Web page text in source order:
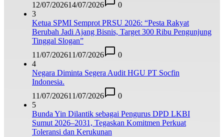
12/07/202614/07/2026
0
3
Ketua SPMI Semprot PRSU 2026: “Pesta Rakyat
Berubah Jadi Ajang Bisnis, Target 300 Ribu Pengunjung
Tinggal Slogan”
11/07/202611/07/2026
0
4
Negara Diminta Segera Audit HGU PT Socfin
Indonesia.
11/07/202611/07/2026
0
5
Bunda Yin Dilantik sebagai Pengurus DPD LKBI
Sumut 2026–2031, Tegaskan Komitmen Perkuat
Toleransi dan Kerukunan